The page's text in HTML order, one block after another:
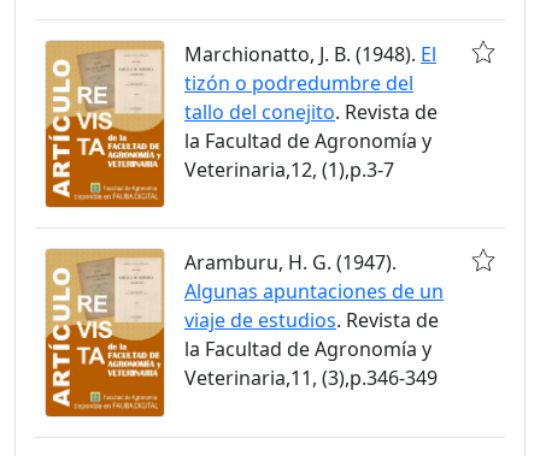
Marchionatto, J. B. (1948). El
tizón o podredumbre del
tallo del conejito. Revista de
la Facultad de Agronomía y
Veterinaria,12, (1),p.3-7
Aramburu, H. G. (1947).
Algunas apuntaciones de un
viaje de estudios. Revista de
la Facultad de Agronomía y
Veterinaria,11, (3),p.346-349